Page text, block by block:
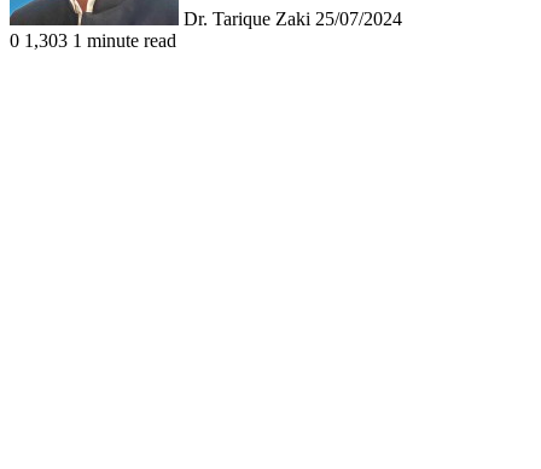
Dr. Tarique Zaki 25/07/2024
0 1,303 1 minute read